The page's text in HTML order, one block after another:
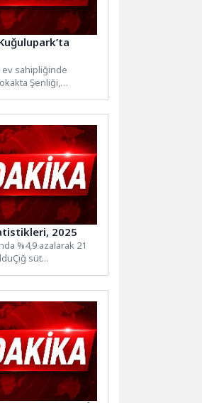
ev sahipliğinde
Şenliği,
2025
%4,9 azalarak 21
süt...